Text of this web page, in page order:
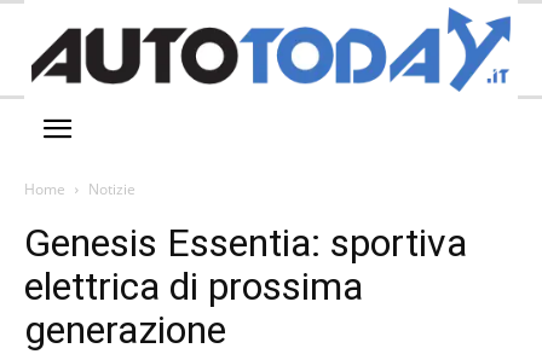
Home Notizie
Genesis Essentia: sportiva
elettrica di prossima
generazione